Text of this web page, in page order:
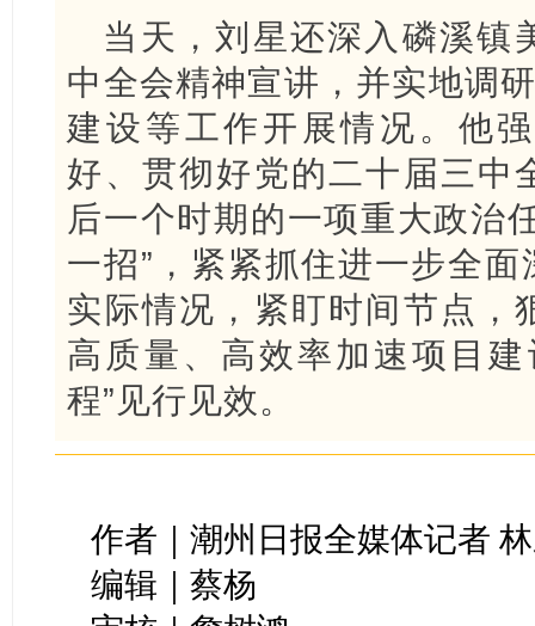
当天，刘星还深入磷溪镇
中全会精神宣讲，并实地调
建设等工作开展情况。他
好、贯彻好党的二十届三中
后一个时期的一项重大政治
一招”，紧紧抓住进一步全
实际情况，紧盯时间节点，
高质量、高效率加速项目
程”见行见效。
作者｜潮州日报全媒体记者
编辑｜蔡杨